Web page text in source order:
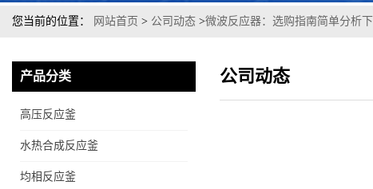
您当前的位置： 网站首页 > 公司动态 >微波反应器：选购指南简单分析下
产品分类
高压反应釜
水热合成反应釜
均相反应釜
公司动态